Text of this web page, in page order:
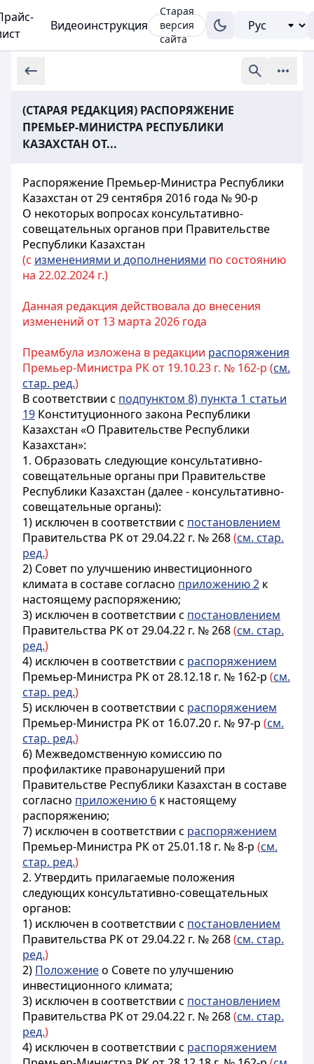
Видеоинструкция
Старая
версия
сайта
(СТАРАЯ РЕДАКЦИЯ) РАСПОРЯЖЕНИЕ
ПРЕМЬЕР-МИНИСТРА РЕСПУБЛИКИ
КАЗАХСТАН ОТ...
Распоряжение Премьер-Министра Республики
Казахстан от 29 сентября 2016 года № 90-р
О некоторых вопросах консультативно-
совещательных органов при Правительстве
Республики Казахстан
(с изменениями и дополнениями по состоянию
на 22.02.2024 г.)
Данная редакция действовала до внесения
изменений от 13 марта 2026 года
Преамбула изложена в редакции распоряжения
Премьер-Министра РК от 19.10.23 г. № 162-р (см.
стар. ред.)
В соответствии с подпунктом 8) пункта 1 статьи
19 Конституционного закона Республики
Казахстан «О Правительстве Республики
Казахстан»:
1. Образовать следующие консультативно-
совещательные органы при Правительстве
Республики Казахстан (далее - консультативно-
совещательные органы):
1) исключен в соответствии с постановлением
Правительства РК от 29.04.22 г. № 268(см. стар.
ред.)
2) Совет по улучшению инвестиционного
климата в составе согласно приложению 2 к
настоящему распоряжению;
3) исключен в соответствии с постановлением
Правительства РК от 29.04.22 г. № 268(см. стар.
ред.)
4) исключен в соответствии с распоряжением
Премьер-Министра РК от 28.12.18 г. № 162-р (см.
стар. ред.)
5) исключен в соответствии с распоряжением
Премьер-Министра РК от 16.07.20 г. № 97-р (см.
стар. ред.)
6) Межведомственную комиссию по
профилактике правонарушений при
Правительстве Республики Казахстан в составе
согласно приложению 6 к настоящему
распоряжению;
7) исключен в соответствии с распоряжением
Премьер-Министра РК от 25.01.18 г. № 8-р (см.
стар. ред.)
2. Утвердить прилагаемые положения
следующих консультативно-совещательных
органов:
1) исключен в соответствии с постановлением
Правительства РК от 29.04.22 г. № 268(см. стар.
ред.)
2) Положениео Совете по улучшению
инвестиционного климата;
3) исключен в соответствии с постановлением
Правительства РК от 29.04.22 г. № 268(см. стар.
ред.)
4) исключен в соответствии с распоряжением